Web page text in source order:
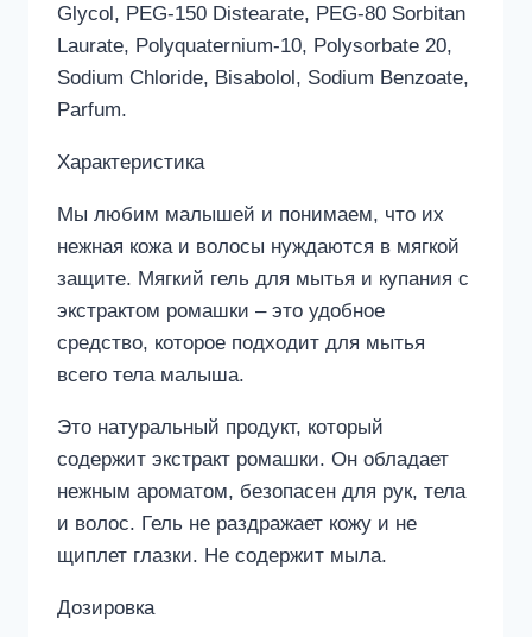
Glycol, PEG-150 Distearate, PEG-80 Sorbitan
Laurate, Polyquaternium-10, Polysorbate 20,
Sodium Chloride, Bisabolol, Sodium Benzoate,
Parfum.
Характеристика
Мы любим малышей и понимаем, что их
нежная кожа и волосы нуждаются в мягкой
защите. Мягкий гель для мытья и купания с
экстрактом ромашки – это удобное
средство, которое подходит для мытья
всего тела малыша.
Это натуральный продукт, который
содержит экстракт ромашки. Он обладает
нежным ароматом, безопасен для рук, тела
и волос. Гель не раздражает кожу и не
щиплет глазки. Не содержит мыла.
Дозировка